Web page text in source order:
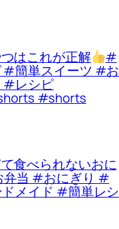
はこれが正解 #
#簡単スイーツ #お
#レシピ
#shorts
食べられないおに
当 #おにぎり #
メイド #簡単レシ